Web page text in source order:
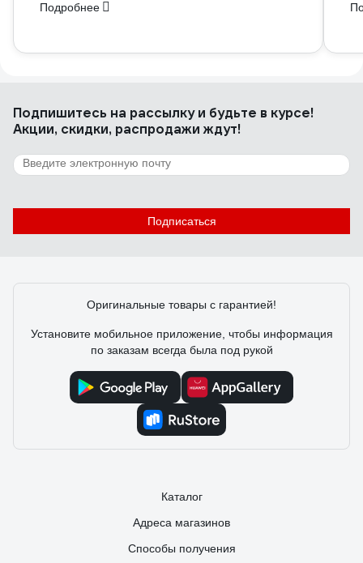
Подробнее
Подпишитесь на рассылкуи будьте в курсе!
Акции, скидки, распродажи ждут!
Подписаться
Оригинальные товары с гарантией!
Установите мобильное приложение, чтобы информация
по заказам всегда была под рукой
Каталог
Адреса магазинов
Способы получения